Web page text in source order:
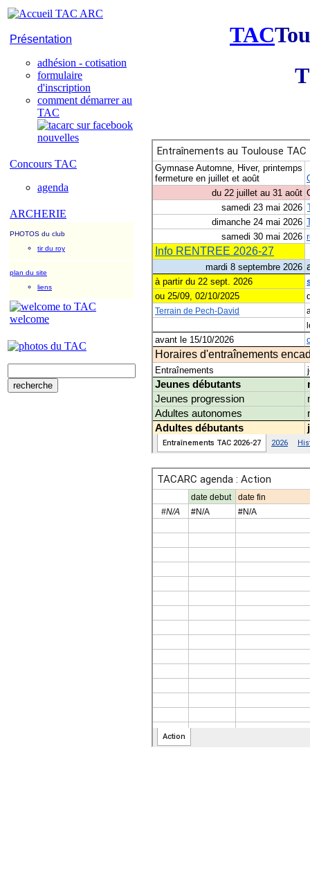
Présentation
adhésion - cotisation
formulaire
d'inscription
comment démarrer au
TAC
nouvelles
Concours TAC
agenda
ARCHERIE
PHOTOS du club
tir du roy
plan du site
liens
welcome
TAC